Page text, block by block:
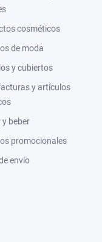
cosméticos
de moda
y cubiertos
y artículos
y beber
promocionales
envío